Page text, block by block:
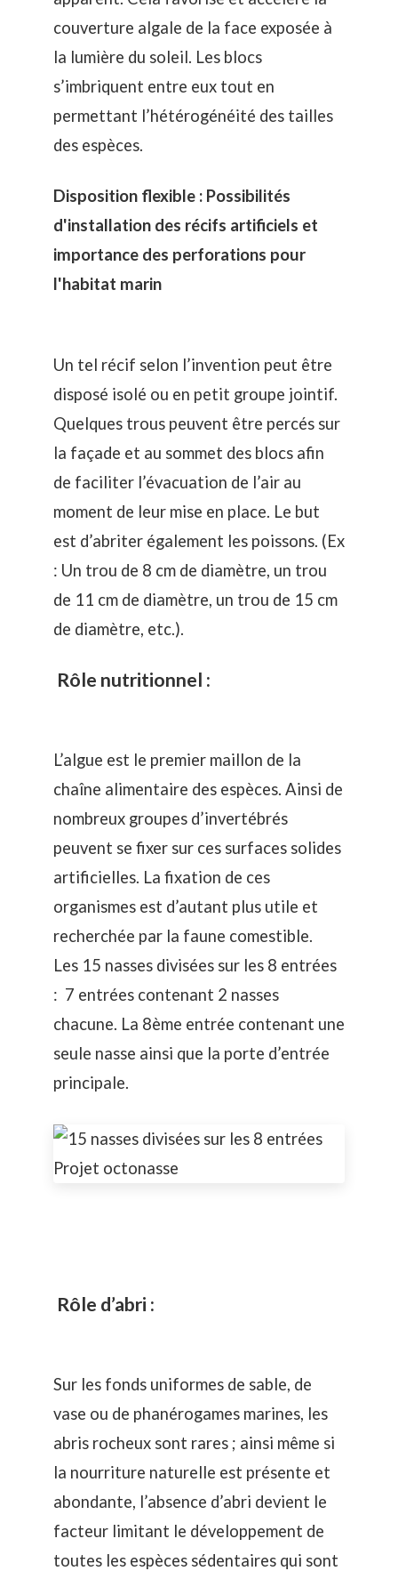
couverture algale de la face exposée à
la lumière du soleil. Les blocs
s’imbriquent entre eux tout en
permettant l’hétérogénéité des tailles
des espèces.
Disposition flexible : Possibilités
d'installation des récifs artificiels et
importance des perforations pour
l'habitat marin
Un tel récif selon l’invention peut être
disposé isolé ou en petit groupe jointif.
Quelques trous peuvent être percés sur
la façade et au sommet des blocs afin
de faciliter l’évacuation de l’air au
moment de leur mise en place. Le but
est d’abriter également les poissons. (Ex
: Un trou de 8 cm de diamètre, un trou
de 11 cm de diamètre, un trou de 15 cm
de diamètre, etc.).
Rôle nutritionnel :
L’algue est le premier maillon de la
chaîne alimentaire des espèces. Ainsi de
nombreux groupes d’invertébrés
peuvent se fixer sur ces surfaces solides
artificielles. La fixation de ces
organismes est d’autant plus utile et
recherchée par la faune comestible.
Les 15 nasses divisées sur les 8 entrées
: 7 entrées contenant 2 nasses
chacune. La 8ème entrée contenant une
seule nasse ainsi que la porte d’entrée
principale.
Rôle d’abri :
Sur les fonds uniformes de sable, de
vase ou de phanérogames marines, les
abris rocheux sont rares ; ainsi même si
la nourriture naturelle est présente et
abondante, l’absence d’abri devient le
facteur limitant le développement de
toutes les espèces sédentaires qui sont